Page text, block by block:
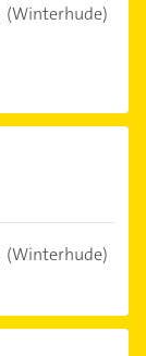
(Winterhude)
(Winterhude)